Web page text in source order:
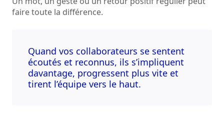
faire toute la différence.
Quand vos collaborateurs se sentent
écoutés et reconnus, ils s’impliquent
davantage, progressent plus vite et
tirent l’équipe vers le haut.